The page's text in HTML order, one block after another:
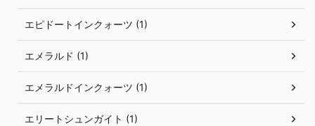
エピドートインクォーツ (1)
エメラルド (1)
エメラルドインクォーツ (1)
エリートシュンガイト (1)